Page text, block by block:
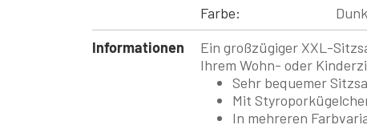
Farbe:
Informationen
Ein großzügiger XXL-
Ihrem Wohn- oder
Sehr bequemer
Mit
In mehreren